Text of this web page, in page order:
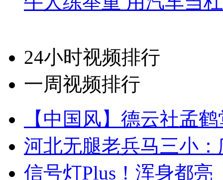
24小时视频排行
一周视频排行
【中国风】德云社孟
河北无腿老兵马三小
信号灯Plus！浑身都亮